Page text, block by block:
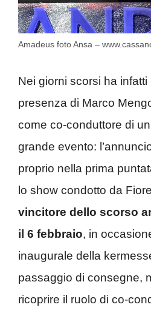
Amadeus foto Ansa –
Nei giorni scorsi ha
presenza di Marco
come co-conduttore di
grande evento:
proprio nella prima
lo show condotto da
vincitore dello scorso
il 6 febbraio, in
inaugurale della
passaggio di consegne,
ricoprire il ruolo di co-